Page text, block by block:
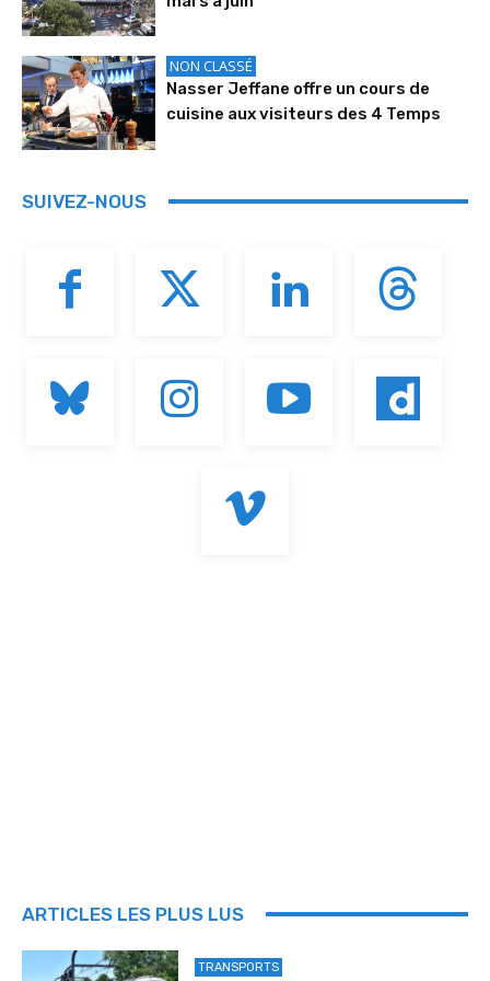
NON CLASSÉ
Nasser Jeffane offre un cours de
cuisine aux visiteurs des 4 Temps
SUIVEZ-NOUS
ARTICLES LES PLUS LUS
TRANSPORTS